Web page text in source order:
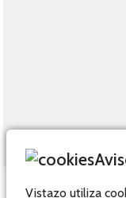
Vistazo utiliza